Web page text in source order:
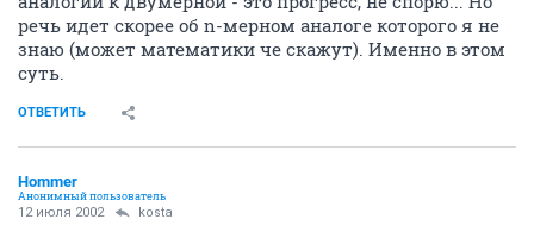
речь идет скорее об n-мерном аналоге которого я не
знаю (может математики че скажут). Именно в этом
суть.
ОТВЕТИТЬ
Hommer
Анонимный пользователь
12 июля 2002 kosta